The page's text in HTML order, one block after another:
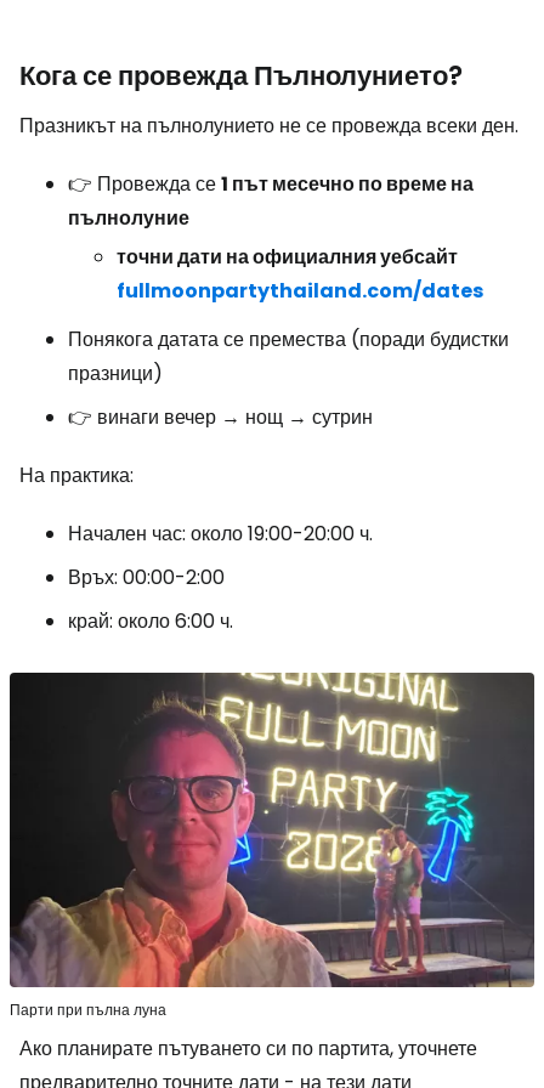
Кога се провежда Пълнолунието?
Празникът на пълнолунието не се провежда всеки ден.
👉 Провежда се1 път месечно по време на
пълнолуние
точни дати на официалния уебсайт
fullmoonpartythailand.com/dates
Понякога датата се премества (поради будистки
празници)
👉 винаги вечер → нощ → сутрин
На практика:
Начален час: около 19:00-20:00 ч.
Връх: 00:00-2:00
край: около 6:00 ч.
Парти при пълна луна
Ако планирате пътуването си по партита, уточнете